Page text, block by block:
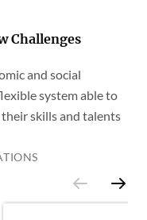
Challenges
and social
system able to
skills and talents